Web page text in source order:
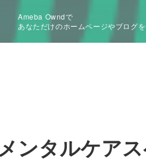
Ameba Owndで
あなただけのホームページやブログ
ンタルケア